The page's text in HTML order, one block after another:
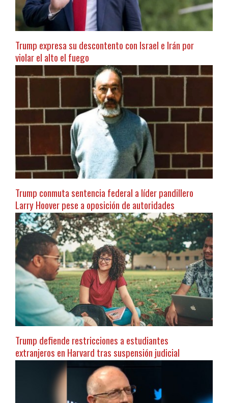
Trump expresa su descontento con Israel e Irán por
violar el alto el fuego
Trump conmuta sentencia federal a líder pandillero
Larry Hoover pese a oposición de autoridades
Trump defiende restricciones a estudiantes
extranjeros en Harvard tras suspensión judicial